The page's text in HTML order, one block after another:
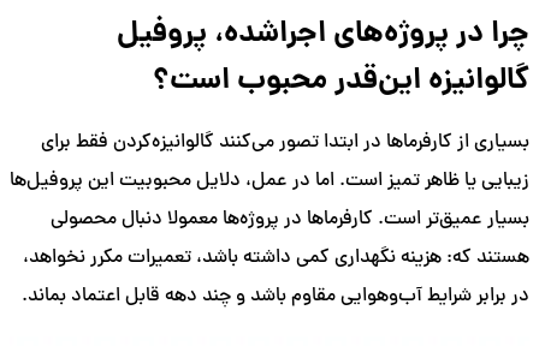
چرا در پروژه‌های اجراشده، پروفیل
گالوانیزه این‌قدر محبوب است؟
بسیاری از کارفرماها در ابتدا تصور می‌کنند گالوانیزه‌کردن فقط برای
زیبایی یا ظاهر تمیز است. اما در عمل، دلایل محبوبیت این پروفیل‌ها
بسیار عمیق‌تر است. کارفرماها در پروژه‌ها معمولا دنبال محصولی
هستند که: هزینه نگهداری کمی داشته باشد، تعمیرات مکرر نخواهد،
در برابر شرایط آب‌وهوایی مقاوم باشد و چند دهه قابل اعتماد بماند.